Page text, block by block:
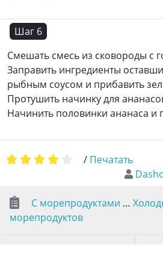
Шаг 6
Смешать смесь из сковороды с
Заправить ингредиенты
рыбным соусом и прибавить
Протушить начинку для
Начинить половинки ананаса и
/ Печатать
С морепродуктами …
морепродуктов